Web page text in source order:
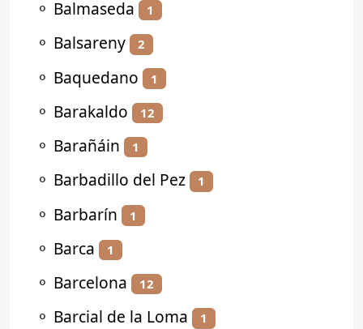
⚬ Balmaseda 1
⚬ Balsareny 2
⚬ Baquedano 1
⚬ Barakaldo 12
⚬ Barañáin 1
⚬ Barbadillo del Pez 1
⚬ Barbarín 1
⚬ Barca 1
⚬ Barcelona 12
⚬ Barcial de la Loma 1